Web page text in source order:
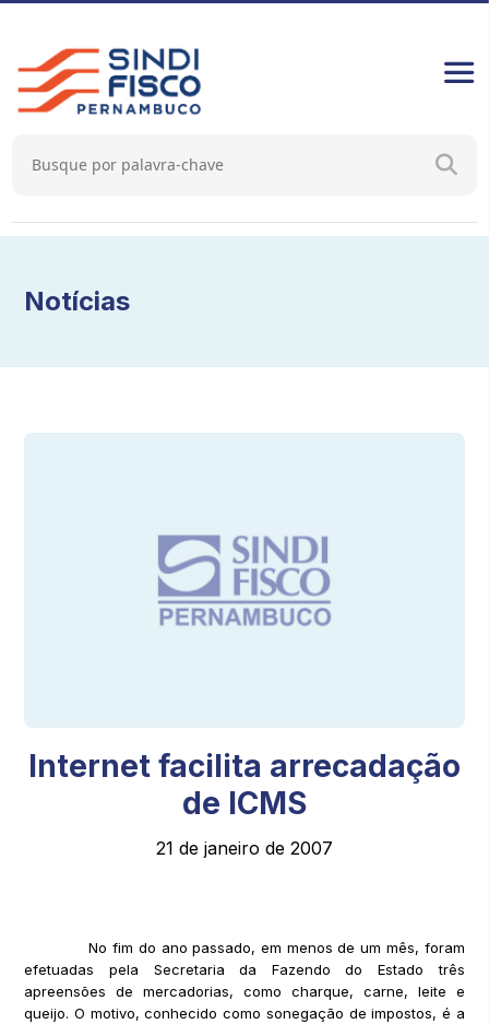
Notícias
Internet facilita arrecadação
de ICMS
21 de janeiro de 2007
No fim do ano passado, em menos de um mês, foram
efetuadas pela Secretaria da Fazendo do Estado três
apreensões de mercadorias, como charque, carne, leite e
queijo. O motivo, conhecido como sonegação de impostos, é a